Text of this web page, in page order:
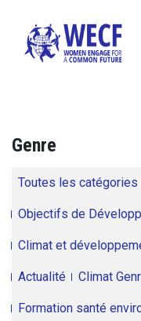
Genre
Toutes les catégories
Objectifs de
Climat et
Actualité Climat
Formation santé